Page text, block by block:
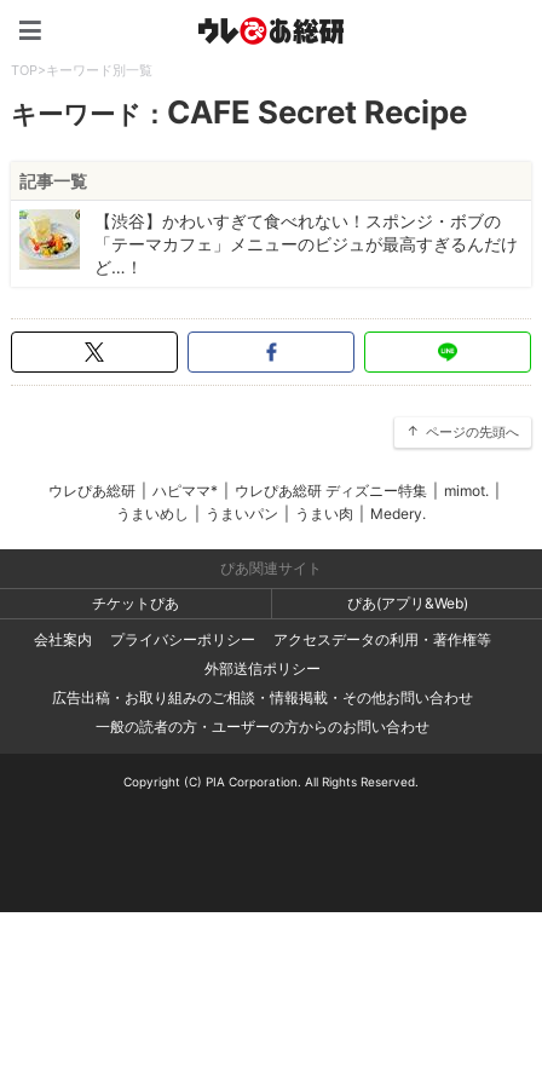
TOP>キーワード別一覧
キーワード： CAFE Secret Recipe
記事一覧
【渋谷】かわいすぎて食べれない！スポンジ・ボブの
「テーマカフェ」メニューのビジュが最高すぎるんだけ
ど…！
ページの先頭へ
ウレぴあ総研 ハピママ* ウレぴあ総研 ディズニー特集 mimot.
うまいめし
うまいパン うまい肉 Medery.
ぴあ関連サイト
チケットぴあ
ぴあ(アプリ&Web)
会社案内
プライバシーポリシー
アクセスデータの利用・著作権等
外部送信ポリシー
広告出稿・お取り組みのご相談・情報掲載・その他お問い合わせ
一般の読者の方・ユーザーの方からのお問い合わせ
Copyright (C) PIA Corporation. All Rights Reserved.